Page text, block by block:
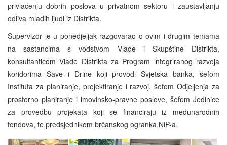
privlačenju dobrih poslova u privatnom sektoru i zaustavljanju
odliva mladih ljudi iz Distrikta.
Supervizor je u ponedjeljak razgovarao o ovim i drugim temama
na sastancima s vodstvom Vlade i Skupštine Distrikta,
konsultanticom Vlade Distrikta za Program integriranog razvoja
koridorima Save i Drine koji provodi Svjetska banka, šefom
Instituta za planiranje, projektiranje i razvoj, šefom Odjeljenja za
prostorno planiranje i imovinsko-pravne poslove, šefom Jedinice
za provedbu projekata koji se financiraju iz međunarodnih
fondova, te predsjednikom brčanskog ogranka NiP-a.